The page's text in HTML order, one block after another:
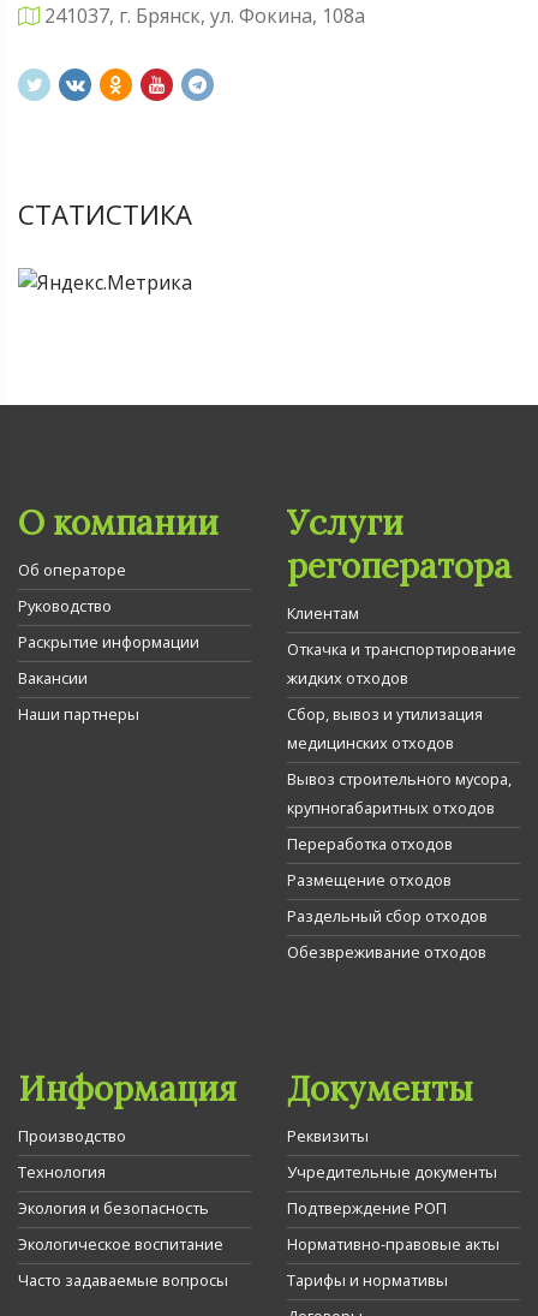
241037, г. Брянск, ул. Фокина, 108а
СТАТИСТИКА
О компании
Об операторе
Руководство
Раскрытие информации
Вакансии
Наши партнеры
Услуги
регоператора
Клиентам
Откачка и транспортирование
жидких отходов
Сбор, вывоз и утилизация
медицинских отходов
Вывоз строительного мусора,
крупногабаритных отходов
Переработка отходов
Размещение отходов
Раздельный сбор отходов
Обезвреживание отходов
Информация
Производство
Технология
Экология и безопасность
Экологическое воспитание
Часто задаваемые вопросы
Документы
Реквизиты
Учредительные документы
Подтверждение РОП
Нормативно-правовые акты
Тарифы и нормативы